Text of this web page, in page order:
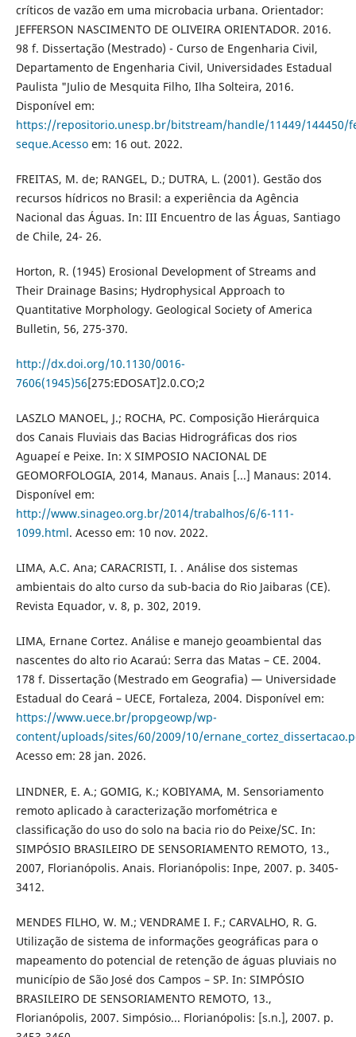
críticos de vazão em uma microbacia urbana. Orientador:
JEFFERSON NASCIMENTO DE OLIVEIRA ORIENTADOR. 2016.
98 f. Dissertação (Mestrado) - Curso de Engenharia Civil,
Departamento de Engenharia Civil, Universidades Estadual
Paulista "Julio de Mesquita Filho, Ilha Solteira, 2016.
Disponível em:
https://repositorio.unesp.br/bitstream/handle/11449/144450/
seque.Acessoem: 16 out. 2022.
FREITAS, M. de; RANGEL, D.; DUTRA, L. (2001). Gestão dos
recursos hídricos no Brasil: a experiência da Agência
Nacional das Águas. In: III Encuentro de las Águas, Santiago
de Chile, 24- 26.
Horton, R. (1945) Erosional Development of Streams and
Their Drainage Basins; Hydrophysical Approach to
Quantitative Morphology. Geological Society of America
Bulletin, 56, 275-370.
http://dx.doi.org/10.1130/0016-
7606(1945)56[275:EDOSAT]2.0.CO;2
LASZLO MANOEL, J.; ROCHA, PC. Composição Hierárquica
dos Canais Fluviais das Bacias Hidrográficas dos rios
Aguapeí e Peixe. In: X SIMPOSIO NACIONAL DE
GEOMORFOLOGIA, 2014, Manaus. Anais [...] Manaus: 2014.
Disponível em:
http://www.sinageo.org.br/2014/trabalhos/6/6-111-
1099.html. Acesso em: 10 nov. 2022.
LIMA, A.C. Ana; CARACRISTI, I. . Análise dos sistemas
ambientais do alto curso da sub-bacia do Rio Jaibaras (CE).
Revista Equador, v. 8, p. 302, 2019.
LIMA, Ernane Cortez. Análise e manejo geoambiental das
nascentes do alto rio Acaraú: Serra das Matas – CE. 2004.
178 f. Dissertação (Mestrado em Geografia) — Universidade
Estadual do Ceará – UECE, Fortaleza, 2004. Disponível em:
https://www.uece.br/propgeowp/wp-
content/uploads/sites/60/2009/10/
Acesso em: 28 jan. 2026.
LINDNER, E. A.; GOMIG, K.; KOBIYAMA, M. Sensoriamento
remoto aplicado à caracterização morfométrica e
classificação do uso do solo na bacia rio do Peixe/SC. In:
SIMPÓSIO BRASILEIRO DE SENSORIAMENTO REMOTO, 13.,
2007, Florianópolis. Anais. Florianópolis: Inpe, 2007. p. 3405-
3412.
MENDES FILHO, W. M.; VENDRAME I. F.; CARVALHO, R. G.
Utilização de sistema de informações geográficas para o
mapeamento do potencial de retenção de águas pluviais no
município de São José dos Campos – SP. In: SIMPÓSIO
BRASILEIRO DE SENSORIAMENTO REMOTO, 13.,
Florianópolis, 2007. Simpósio... Florianópolis: [s.n.], 2007. p.